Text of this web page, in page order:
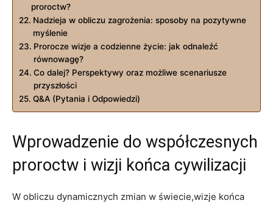
proroctw?
Nadzieja w obliczu zagrożenia: sposoby na pozytywne
myślenie
Prorocze wizje a codzienne życie: jak odnaleźć
równowagę?
Co dalej? Perspektywy oraz możliwe scenariusze
przyszłości
Q&A (Pytania i Odpowiedzi)
Wprowadzenie do współczesnych
proroctw i wizji końca cywilizacji
W obliczu dynamicznych zmian w świecie,wizje końca